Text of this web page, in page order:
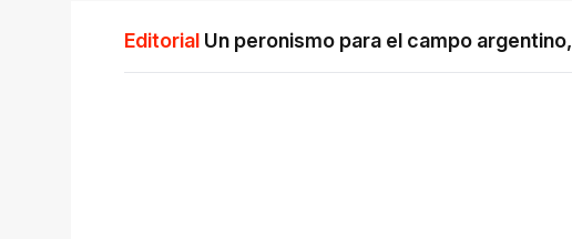
Editorial Un peronismo para el campo argentino,